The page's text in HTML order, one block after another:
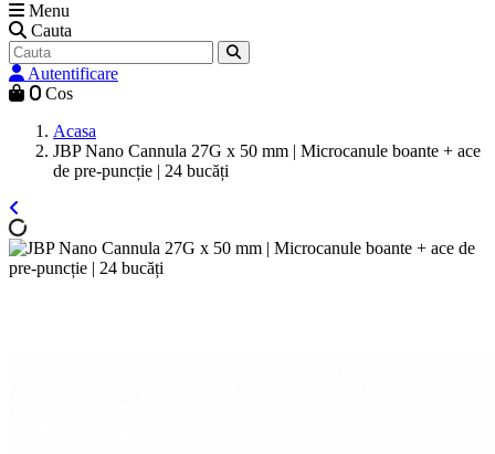
Menu
Cauta
Autentificare
0 Cos
Acasa
JBP Nano Cannula 27G x 50 mm | Microcanule boante + ace
de pre-puncție | 24 bucăți